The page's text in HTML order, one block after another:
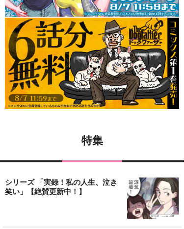
特集
シリーズ 「実録！私の人生、泣き
笑い」【絶賛更新中！】